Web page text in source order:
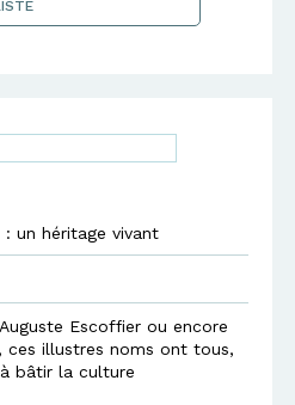
un héritage vivant
Escoffier ou encore
ces illustres noms ont tous,
bâtir la culture